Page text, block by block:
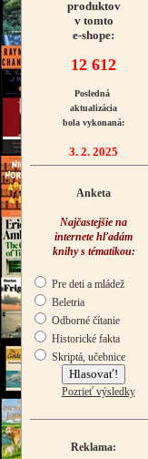
produktov
v tomto
e-shope:
12 612
Posledná
aktualizácia
bola vykonaná:
3. 2. 2025
Anketa
Najčastejšie na
internete hľadám
knihy s tématikou:
Pre deti a mládež
Beletria
Odborné čítanie
Historické fakta
Skriptá, učebnice
Pozrieť výsledky
Reklama: